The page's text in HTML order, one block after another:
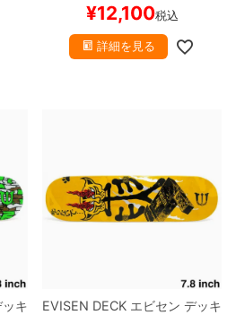
¥12,100税込
詳細を見る
キ
EVISEN DECK エビセン デッキ
・CD）